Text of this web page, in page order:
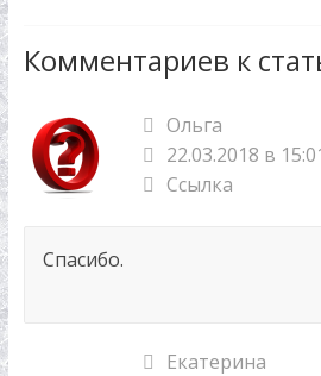
Комментариев к
Ольга
22.03.2018 в
Ссылка
Спасибо.
Екатерина